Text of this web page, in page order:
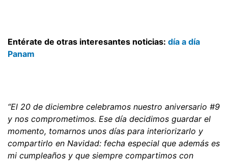
Entérate de otras interesantes noticias: día a día
Panam
“El 20 de diciembre celebramos nuestro aniversario #9
y nos comprometimos. Ese día decidimos guardar el
momento, tomarnos unos días para interiorizarlo y
compartirlo en Navidad: fecha especial que además es
mi cumpleaños y que siempre compartimos con